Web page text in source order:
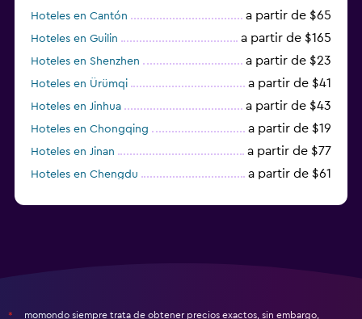
Hoteles en Cantón a partir de $65
Hoteles en Guilin a partir de $165
Hoteles en Shenzhen a partir de $23
Hoteles en Ürümqi a partir de $41
Hoteles en Jinhua a partir de $43
Hoteles en Chongqing a partir de $19
Hoteles en Jinan a partir de $77
Hoteles en Chengdu a partir de $61
*
momondo siempre trata de obtener precios exactos, sin embargo,